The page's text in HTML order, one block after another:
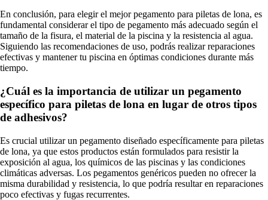
En conclusión, para elegir el mejor pegamento para piletas de lona, es
fundamental considerar el tipo de pegamento más adecuado según el
tamaño de la fisura, el material de la piscina y la resistencia al agua.
Siguiendo las recomendaciones de uso, podrás realizar reparaciones
efectivas y mantener tu piscina en óptimas condiciones durante más
tiempo.
¿Cuál es la importancia de utilizar un pegamento
específico para piletas de lona en lugar de otros tipos
de adhesivos?
Es crucial utilizar un pegamento diseñado específicamente para piletas
de lona, ya que estos productos están formulados para resistir la
exposición al agua, los químicos de las piscinas y las condiciones
climáticas adversas. Los pegamentos genéricos pueden no ofrecer la
misma durabilidad y resistencia, lo que podría resultar en reparaciones
poco efectivas y fugas recurrentes.